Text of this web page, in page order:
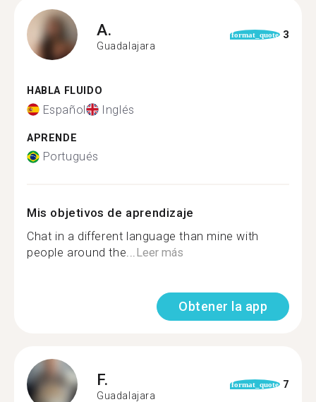
A.
Guadalajara
format_quote 3
HABLA FLUIDO
Español Inglés
APRENDE
Portugués
Mis objetivos de aprendizaje
Chat in a different language than mine with
people around the...Leer más
Obtener la app
F.
Guadalajara
format_quote 7